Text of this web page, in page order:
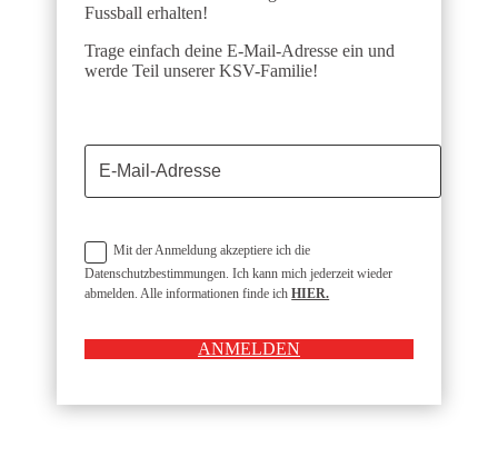
Fussball erhalten!
Trage einfach deine E-Mail-Adresse ein und
werde Teil unserer KSV-Familie!
Mit der Anmeldung akzeptiere ich die
Datenschutzbestimmungen. Ich kann mich jederzeit wieder
abmelden. Alle informationen finde ichHIER.
ANMELDEN